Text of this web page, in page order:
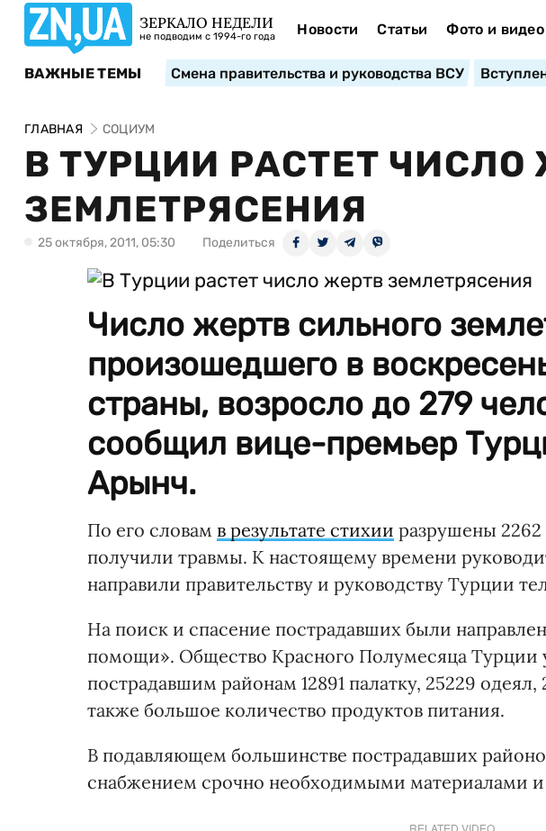
ЗЕРКАЛО НЕДЕЛИ
не подводим с 1994-го года Новости Статьи Фото и видео
ВАЖНЫЕ ТЕМЫ Смена правительства и руководства ВСУ
ГЛАВНАЯ СОЦИУМ
В ТУРЦИИ РАСТЕТ ЧИСЛО
ЗЕМЛЕТРЯСЕНИЯ
25 октября, 2011, 05:30 Поделиться
Число жертв сильного
произошедшего в
страны, возросло до 279
сообщил вице-премьер
Арынч.
По его словам в результате стихии разрушены 2262
получили травмы. К настоящему времени
направили правительству и руководству Турции
На поиск и спасение пострадавших были
помощи». Общество Красного Полумесяца Турции
пострадавшим районам 12891 палатку, 25229
также большое количество продуктов питания.
В подавляющем большинстве пострадавших
снабжением срочно необходимыми материалами
RELATED VIDEO